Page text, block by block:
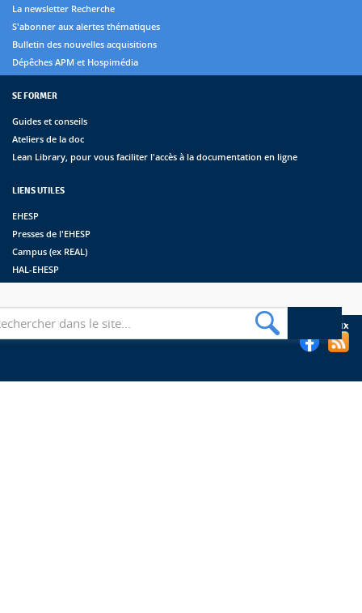
La newsletter Recherche
S'abonner aux alertes thématiques
Bulletin des nouvelles acquisitions
Dépêches APM et Hospimédia
SE FORMER
Guides et conseils
Ateliers de la doc
Lean Library, pour vous faciliter l'accès à la documentation en ligne
LIENS UTILES
EHESP
Presses de l'EHESP
Campus (ex REAL)
HAL-EHESP
Suivez les bibliothèques de l'EHESP sur les réseaux sociaux